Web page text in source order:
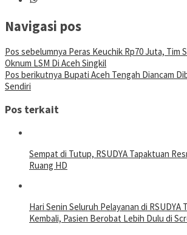
Navigasi pos
Pos sebelumnya Peras Keuchik Rp70 Juta, Tim
Oknum LSM Di Aceh Singkil
Pos berikutnya Bupati Aceh Tengah Diancam
Sendiri
Pos terkait
Sempat di Tutup, RSUDYA Tapaktuan
Ruang HD
Hari Senin Seluruh Pelayanan di RSUDYA
Kembali, Pasien Berobat Lebih Dulu di